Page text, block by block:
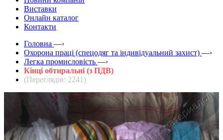
Виставки
Онлайн каталог
Контакти
Головна —›
Охорона праці (спецодяг та індивідуальний захист) —›
Легка промисловість —›
Кінці обтиральні (з ПДВ)
(Переглядів: 2241)